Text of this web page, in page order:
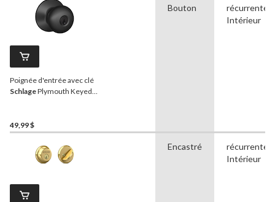
Poignée d'entrée avec clé
SchlagePlymouth Keyed,
49,99 $
Bouton
récurrente,
Intérieur
Encastré
récurrente,
Intérieur